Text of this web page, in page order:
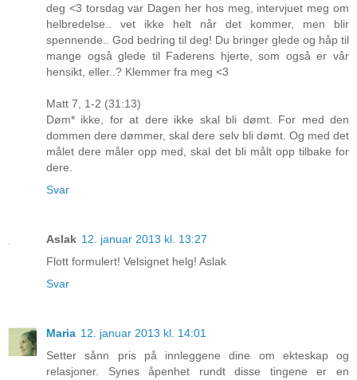
deg <3 torsdag var Dagen her hos meg, intervjuet meg om
helbredelse.. vet ikke helt når det kommer, men blir
spennende.. God bedring til deg! Du bringer glede og håp til
mange også glede til Faderens hjerte, som også er vår
hensikt, eller..? Klemmer fra meg <3
Matt 7, 1-2 (31:13)
Døm* ikke, for at dere ikke skal bli dømt. For med den
dommen dere dømmer, skal dere selv bli dømt. Og med det
målet dere måler opp med, skal det bli målt opp tilbake for
dere.
Svar
Aslak 12. januar 2013 kl. 13:27
Flott formulert! Velsignet helg! Aslak
Svar
Maria 12. januar 2013 kl. 14:01
Setter sånn pris på innleggene dine om ekteskap og
relasjoner. Synes åpenhet rundt disse tingene er en